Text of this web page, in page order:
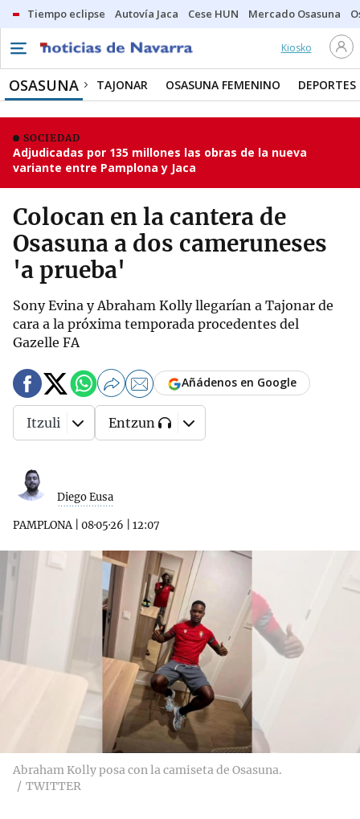
Tiempo eclipse Autovía Jaca Cese HUN Mercado Osasuna
Kiosko
OSASUNA TAJONAR OSASUNA FEMENINO DEPORTES
SOCIEDAD
Adjudicadas por 135 millones las obras de la nueva
variante entre Pamplona y Jaca
Colocan en la cantera de
Osasuna a dos cameruneses
'a prueba'
Sony Evina y Abraham Kolly llegarían a Tajonar de
cara a la próxima temporada procedentes del
Gazelle FA
Diego Eusa
PAMPLONA| 08·05·26 12:07
Añádenos en Google
Itzuli Entzun
Abraham Kolly posa con la camiseta de Osasuna.
TWITTER